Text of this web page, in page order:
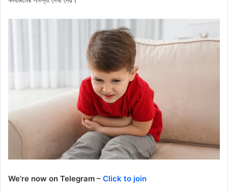
We’re now on Telegram – Click to join